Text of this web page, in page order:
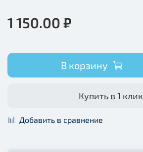
1 150.00 ₽
В корзину
Купить в 1 клик
Добавить в сравнение